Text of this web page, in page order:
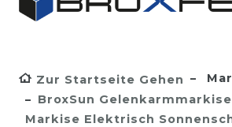
Zur Startseite Gehen
BroxSun
Markise Elektrisch